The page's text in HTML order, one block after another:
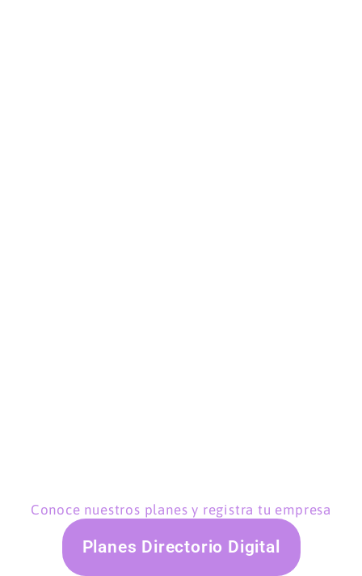
Conoce nuestros planes y registra tu empresa
Planes Directorio Digital